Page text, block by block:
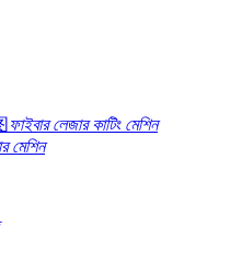
ফাইবার লেজার কাটিং মেশিন
মেশিন